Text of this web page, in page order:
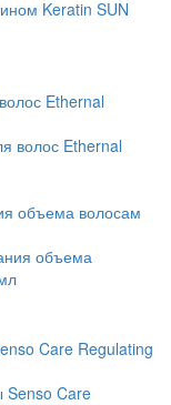
Ethernal
объема волосам
Care Regulating